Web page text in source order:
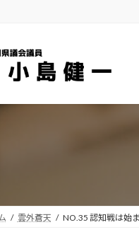
雲外蒼天 NO.35 認知戦は始